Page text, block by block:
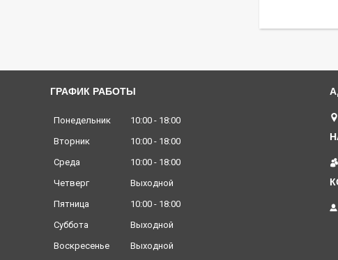
ГРАФИК РАБОТЫ
Понедельник 10:00
18:00
Вторник
10:00
18:00
Среда
10:00
18:00
Четверг
Выходной
Пятница
10:00
18:00
Суббота
Выходной
Воскресенье
Выходной